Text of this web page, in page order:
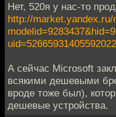
Нет, 520я у нас-то
http://market.yandex.ru/
А сейчас Microsoft
всякими дешевыми
вроде тоже был),
дешевые устройства.